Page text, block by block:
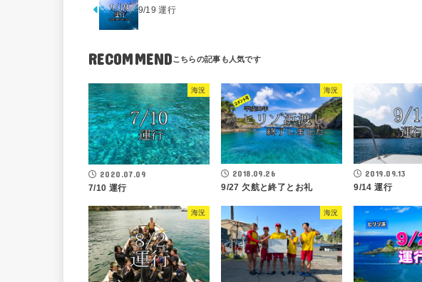
9/19 運行
RECOMMEND
海況
2020.07.09
7/10 運行
海況
2018.09.26
9/27 欠航と終了とお礼
2019.09.13
9/14 運行
海況 海況